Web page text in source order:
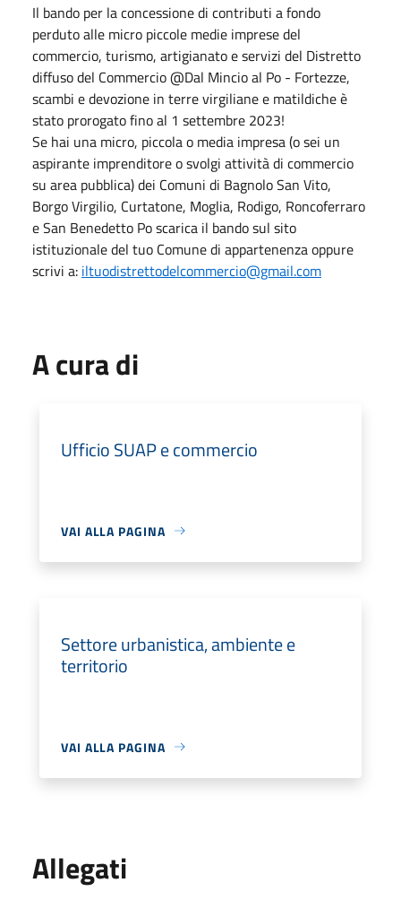
Il bando per la concessione di contributi a fondo
perduto alle micro piccole medie imprese del
commercio, turismo, artigianato e servizi del Distretto
diffuso del Commercio @Dal Mincio al Po - Fortezze,
scambi e devozione in terre virgiliane e matildiche è
stato prorogato fino al 1 settembre 2023!
Se hai una micro, piccola o media impresa (o sei un
aspirante imprenditore o svolgi attività di commercio
su area pubblica) dei Comuni di Bagnolo San Vito,
Borgo Virgilio, Curtatone, Moglia, Rodigo, Roncoferraro
e San Benedetto Po scarica il bando sul sito
istituzionale del tuo Comune di appartenenza oppure
scrivi a: iltuodistrettodelcommercio@gmail.com
A cura di
Ufficio SUAP e commercio
VAI ALLA PAGINA
Settore urbanistica, ambiente e
territorio
VAI ALLA PAGINA
Allegati